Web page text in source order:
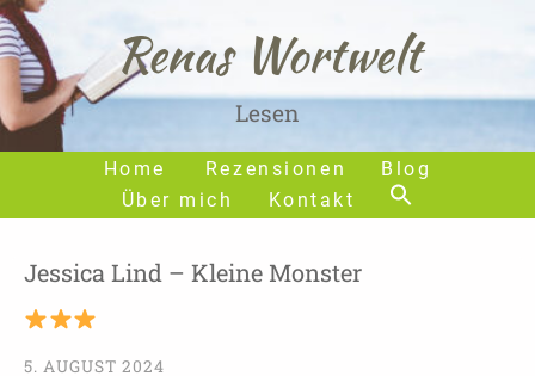
Home Rezensionen
Blog
Über mich
Kontakt
Renas Wortwelt
Lesen
Jessica Lind – Kleine Monster
5. AUGUST 2024